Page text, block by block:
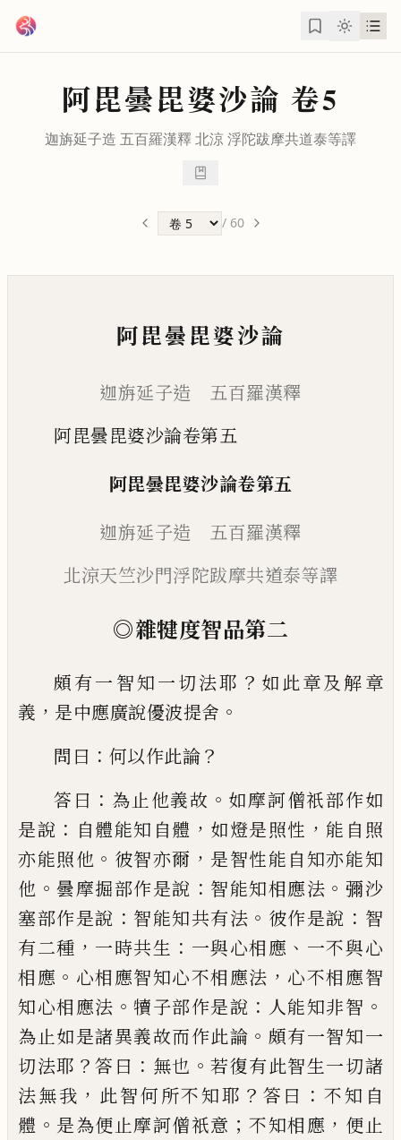
阿毘曇毘婆沙論 卷5
迦旃延子造 五百羅漢釋 北涼浮陀跋摩共道泰等譯
/ 60
阿毘曇毘婆沙論
迦旃延子造 五百羅漢釋
阿毘曇毘婆沙論卷第五
阿毘曇毘婆沙論卷第五
迦旃延子造 五百羅漢釋
北涼天竺沙門浮陀跋摩共道泰等譯
◎雜犍度智品第二
頗有一智知一切法耶 ？ 如此章及解章
義 ， 是中應廣說優波提舍 。
問曰 ： 何以作此論？
答 曰 ： 為止他義故 。 如摩訶僧祇部作如
是說 ： 自體能知自體 ， 如燈是照性 ， 能自照
亦能照他 。 彼智亦爾 ， 是智性能自知亦能知
他 。曇摩掘部作是說 ： 智能知相應法 。彌沙
塞部作是說 ： 智能知共有法 。 彼作是說 ： 智
有二種 ， 一時共生 ： 一與心相應 、 一不與心
相應 。 心相應智知心不相應法 ， 心不相應智
知心相應法 。犢子部作是說 ： 人能知非智 。
為止如是諸異義故而作此論 。 頗有一智知一
切法耶 ？答曰 ： 無也 。若復有此智生一切諸
法無我 ， 此智何所不知耶 ？ 答曰 ： 不知自
體 。 是為便止摩訶僧祇意 ； 不知相應 ， 便止